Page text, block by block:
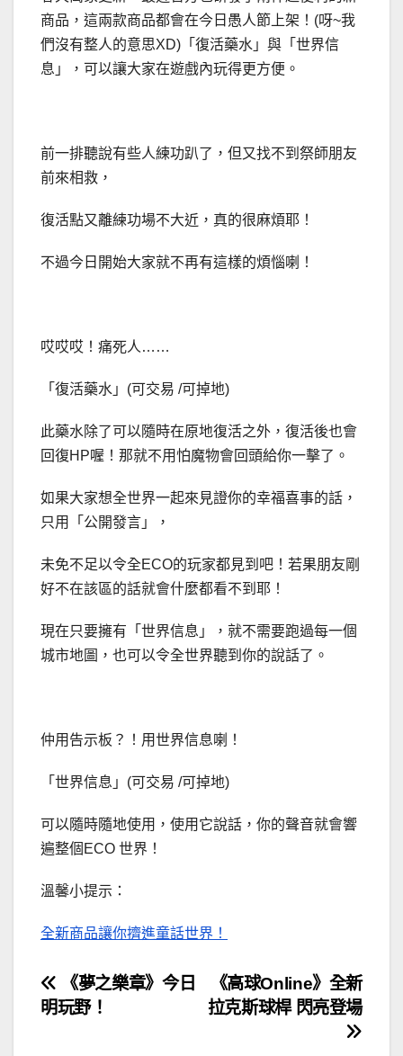
商品，這兩款商品都會在今日愚人節上架！(呀~我
們沒有整人的意思XD)「復活藥水」與「世界信
息」，可以讓大家在遊戲內玩得更方便。
前一排聽說有些人練功趴了，但又找不到祭師朋友
前來相救，
復活點又離練功場不大近，真的很麻煩耶！
不過今日開始大家就不再有這樣的煩惱喇！
哎哎哎！痛死人……
「復活藥水」(可交易 /可掉地)
此藥水除了可以隨時在原地復活之外，復活後也會
回復HP喔！那就不用怕魔物會回頭給你一擊了。
如果大家想全世界一起來見證你的幸福喜事的話，
只用「公開發言」，
未免不足以令全ECO的玩家都見到吧！若果朋友剛
好不在該區的話就會什麼都看不到耶！
現在只要擁有「世界信息」，就不需要跑過每一個
城市地圖，也可以令全世界聽到你的說話了。
仲用告示板？！用世界信息喇！
「世界信息」(可交易 /可掉地)
可以隨時隨地使用，使用它說話，你的聲音就會響
遍整個ECO 世界！
溫馨小提示：
全新商品讓你擠進童話世界！
文
章
《高球Online》全新
拉克斯球桿 閃亮登場
《夢之樂章》今日
明玩野！